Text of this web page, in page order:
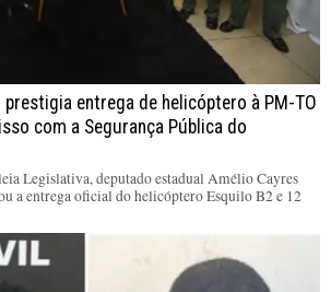
entrega de helicóptero à PM-TO
com a Segurança Pública do
Legislativa, deputado estadual Amélio Cayres
a entrega oficial do helicóptero Esquilo B2 e 12